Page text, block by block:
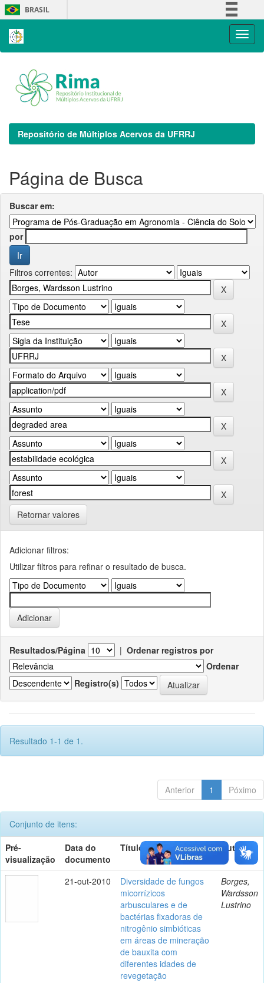
Skip
navigation
BRASIL
Repositório de Múltiplos Acervos da UFRRJ
Página de Busca
Buscar em:
por
Filtros correntes:
Retornar valores
Adicionar filtros:
Utilizar filtros para refinar o resultado de busca.
Resultados/Página | Ordenar registros por
Ordenar
Registro(s)
Resultado 1-1 de 1.
Anterior 1 Póximo
Conjunto de itens:
Pré-
visualização
Data do
documento
Título Autor(es)
21-out-2010
Diversidade de fungos
micorrízicos
arbusculares e de
bactérias fixadoras de
nitrogênio simbióticas
em áreas de mineração
de bauxita com
diferentes idades de
revegetação
Borges,
Wardsson
Lustrino